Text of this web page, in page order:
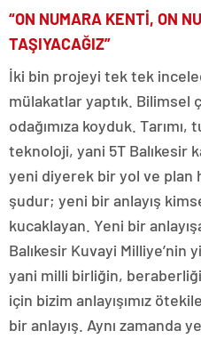
“ON NUMARA KENTİ, ON
TAŞIYACAĞIZ”
İki bin projeyi tek tek
mülakatlar yaptık. Bilimsel
odağımıza koyduk.
teknoloji, yani 5T Balıkesir
yeni diyerek bir yol ve plan
şudur; yeni bir anlayış
kucaklayan. Yeni bir
Balıkesir Kuvayi Milliye’nin
yani milli birliğin,
için bizim anlayışımız
bir anlayış. Aynı zamanda